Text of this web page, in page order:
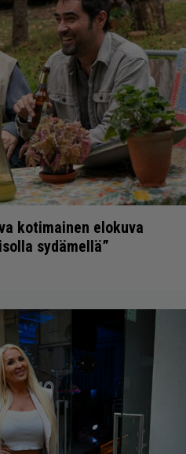
kotimainen elokuva
sydämellä”